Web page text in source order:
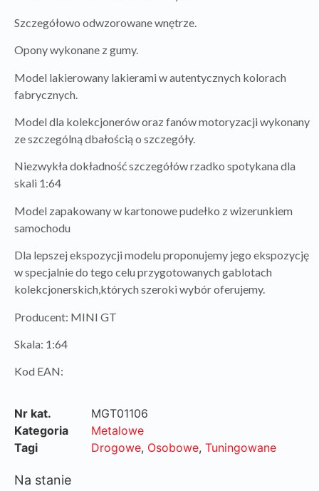
Szczegółowo odwzorowane wnętrze.
Opony wykonane z gumy.
Model lakierowany lakierami w autentycznych kolorach
fabrycznych.
Model dla kolekcjonerów oraz fanów motoryzacji wykonany
ze szczególną dbałością o szczegóły.
Niezwykła dokładność szczegółów rzadko spotykana dla
skali 1:64
Model zapakowany w kartonowe pudełko z wizerunkiem
samochodu
Dla lepszej ekspozycji modelu proponujemy jego ekspozycję
w specjalnie do tego celu przygotowanych gablotach
kolekcjonerskich,których szeroki wybór oferujemy.
Producent: MINI GT
Skala: 1:64
Kod EAN:
Nr kat.
MGT01106
Kategoria
Metalowe
Tagi
Drogowe, Osobowe, Tuningowane
Na stanie